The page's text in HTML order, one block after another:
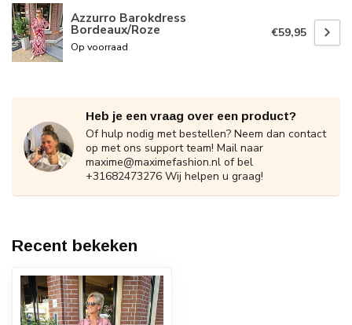
Azzurro Barokdress
Bordeaux/Roze
Op voorraad
€59,95
Heb je een vraag over een product?
Of hulp nodig met bestellen? Neem dan contact
op met ons support team! Mail naar
maxime@maximefashion.nl of bel
+31682473276 Wij helpen u graag!
Recent bekeken